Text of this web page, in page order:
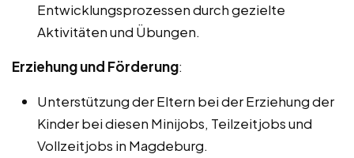
Entwicklungsprozessen durch gezielte
Aktivitäten und Übungen.
Erziehung und Förderung:
Unterstützung der Eltern bei der Erziehung der
Kinder bei diesen Minijobs, Teilzeitjobs und
Vollzeitjobs in Magdeburg.